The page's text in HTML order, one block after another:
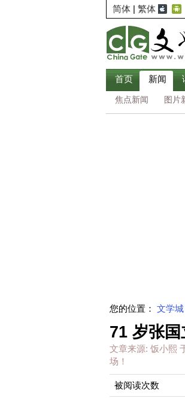
简体 | 繁体
首页 新闻
焦点新闻 图片
您的位置： 文学城
71 岁张
文章来源: 饭小熙
场！
被阅读次数